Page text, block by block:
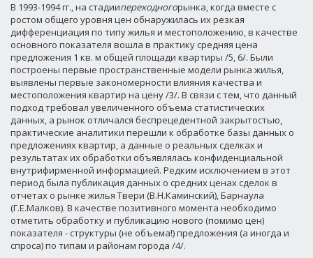
В 1993-1994 гг., на стадиипереходногорынка, когда вместе с
ростом общего уровня цен обнаружилась их резкая
дифференциация по типу жилья и местоположению, в качестве
основного показателя вошла в практику средняя цена
предложения 1 кв. м общей площади квартиры /5, 6/. Были
построены первые пространственные модели рынка жилья,
выявлены первые закономерности влияния качества и
местоположения квартир на цену /3/. В связи с тем, что данный
подход требовал увеличенного объема статистических
данных, а рынок отличался беспрецедентной закрытостью,
практические аналитики перешли к обработке базы данных о
предложениях квартир, а данные о реальных сделках и
результатах их обработки объявлялась конфиденциальной
внутрифирменной информацией. Редким исключением в этот
период была публикация данных о средних ценах сделок в
отчетах о рынке жилья Твери (В.Н.Каминский), Барнаула
(Г.Е.Малков). В качестве позитивного момента необходимо
отметить обработку и публикацию нового (помимо цен)
показателя - структуры (не объема!) предложения (а иногда и
спроса) по типам и районам города /4/.